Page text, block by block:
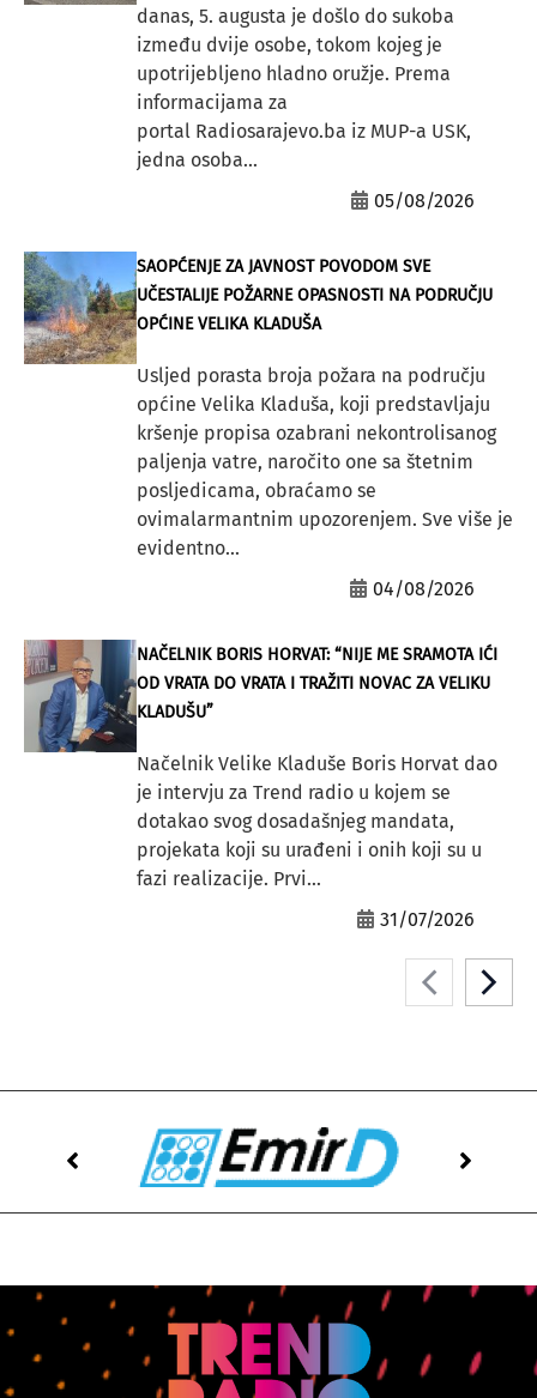
danas, 5. augusta je došlo do sukoba
između dvije osobe, tokom kojeg je
upotrijebljeno hladno oružje. Prema
informacijama za
portal Radiosarajevo.ba iz MUP-a USK,
jedna osoba...
05/08/2026
SAOPĆENJE ZA JAVNOST POVODOM SVE
UČESTALIJE POŽARNE OPASNOSTI NA PODRUČJU
OPĆINE VELIKA KLADUŠA
Usljed porasta broja požara na području
općine Velika Kladuša, koji predstavljaju
kršenje propisa ozabrani nekontrolisanog
paljenja vatre, naročito one sa štetnim
posljedicama, obraćamo se
ovimalarmantnim upozorenjem. Sve više je
evidentno...
04/08/2026
NAČELNIK BORIS HORVAT: “NIJE ME SRAMOTA IĆI
OD VRATA DO VRATA I TRAŽITI NOVAC ZA VELIKU
KLADUŠU”
Načelnik Velike Kladuše Boris Horvat dao
je intervju za Trend radio u kojem se
dotakao svog dosadašnjeg mandata,
projekata koji su urađeni i onih koji su u
fazi realizacije. Prvi...
31/07/2026